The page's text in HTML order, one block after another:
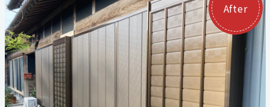
桑員エリア直通
059-315-4714
059-324-2941
After